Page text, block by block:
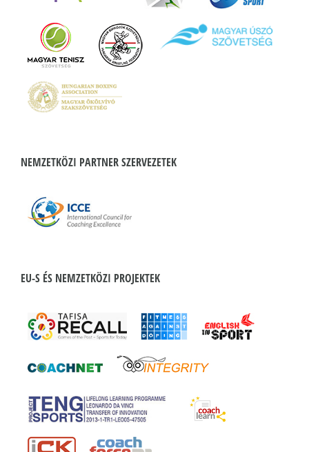
NEMZETKÖZI PARTNER SZERVEZETEK
EU-S ÉS NEMZETKÖZI PROJEKTEK